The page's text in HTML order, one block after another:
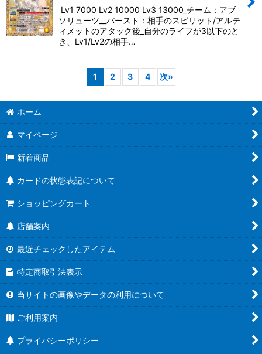
Lv1 7000 Lv2 10000 Lv3 13000_チーム：アブ
ソリューツ__バースト：相手のスピリット/アルテ
ィメットのアタック後_自分のライフが3以下のと
き、Lv1/Lv2の相手…
1 2 3 4 次»
ホーム
マイページ
新着商品
カードの状態表記について
ショッピングカート
店舗案内
最近チェックしたアイテム
特定商取引法表示
当サイトの画像やデータの利用について
ご利用案内
プライバシーポリシー